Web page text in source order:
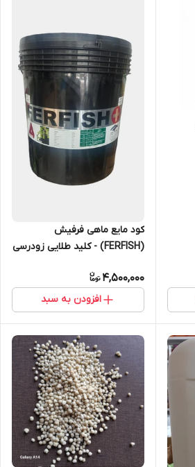
کود مایع ماهی فرفیش
(FERFISH) - کلید طلایی زودرسی
4,500,000
افزودن به سبد